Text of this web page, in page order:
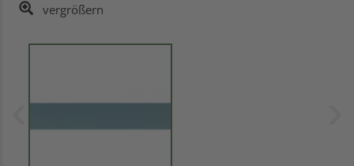
vergrößern